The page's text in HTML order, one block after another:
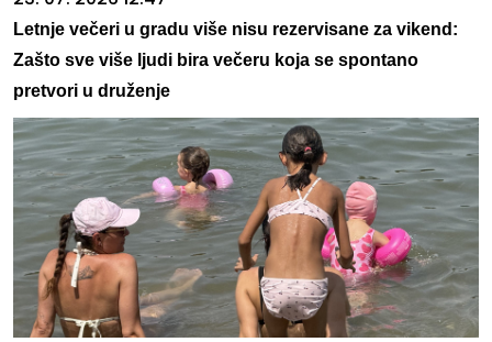
Letnje večeri u gradu više nisu rezervisane za vikend:
Zašto sve više ljudi bira večeru koja se spontano
pretvori u druženje